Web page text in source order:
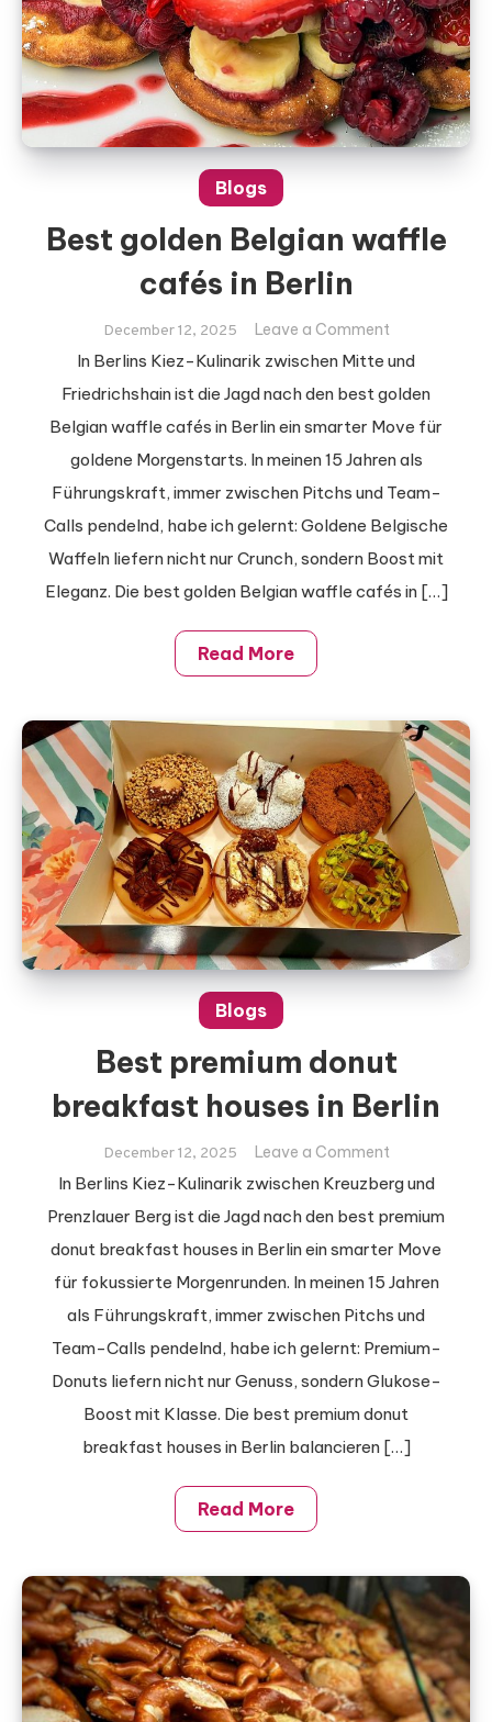
Blogs
Best golden Belgian waffle
cafés in Berlin
December 12, 2025 Leave a Commenton
Best
waffle
cafés
in
Berlin
In Berlins Kiez-Kulinarik zwischen Mitte und
Friedrichshain ist die Jagd nach den best golden
Belgian waffle cafés in Berlin ein smarter Move für
goldene Morgenstarts. In meinen 15 Jahren als
Führungskraft, immer zwischen Pitchs und Team-
Calls pendelnd, habe ich gelernt: Goldene Belgische
Waffeln liefern nicht nur Crunch, sondern Boost mit
Eleganz. Die best golden Belgian waffle cafés in […]
Read More
Blogs
Best premium donut
breakfast houses in Berlin
December 12, 2025 Leave a Commenton
Best
breakfast
houses
in
Berlin
In Berlins Kiez-Kulinarik zwischen Kreuzberg und
Prenzlauer Berg ist die Jagd nach den best premium
donut breakfast houses in Berlin ein smarter Move
für fokussierte Morgenrunden. In meinen 15 Jahren
als Führungskraft, immer zwischen Pitchs und
Team-Calls pendelnd, habe ich gelernt: Premium-
Donuts liefern nicht nur Genuss, sondern Glukose-
Boost mit Klasse. Die best premium donut
breakfast houses in Berlin balancieren […]
Read More